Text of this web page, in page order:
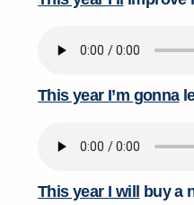
This year I’m gonna
This year I will buy a